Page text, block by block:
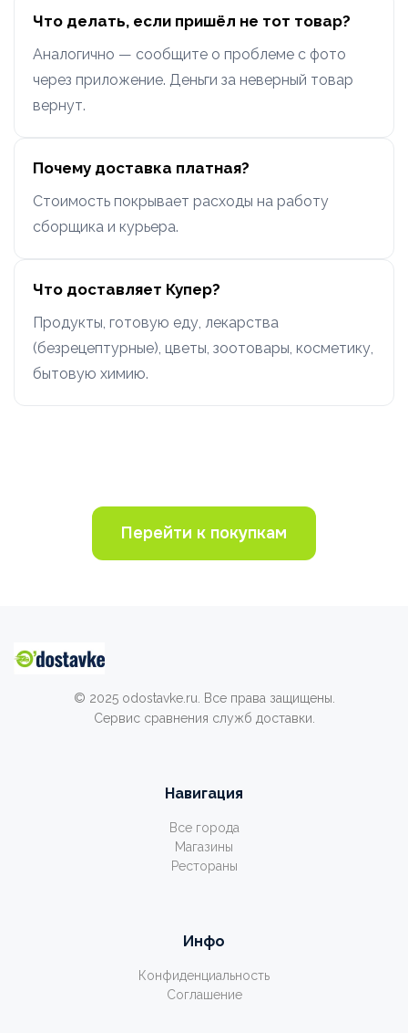
Что делать, если пришёл не тот товар?
Аналогично — сообщите о проблеме с фото
через приложение. Деньги за неверный товар
вернут.
Почему доставка платная?
Стоимость покрывает расходы на работу
сборщика и курьера.
Что доставляет Купер?
Продукты, готовую еду, лекарства
(безрецептурные), цветы, зоотовары, косметику,
бытовую химию.
Перейти к покупкам
© 2025 odostavke.ru. Все права защищены.
Сервис сравнения служб доставки.
Навигация
Все города
Магазины
Рестораны
Инфо
Конфиденциальность
Соглашение